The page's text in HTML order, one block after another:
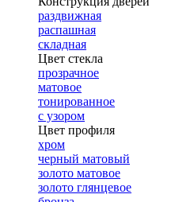
раздвижная
распашная
складная
Цвет стекла
прозрачное
матовое
тонированное
с узором
Цвет профиля
хром
черный матовый
золото матовое
золото глянцевое